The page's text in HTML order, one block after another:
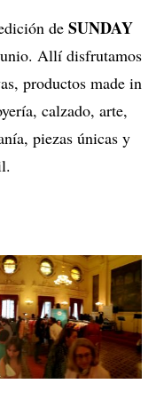
de SUNDAY
Allí disfrutamos
productos made in
calzado, arte,
piezas únicas y